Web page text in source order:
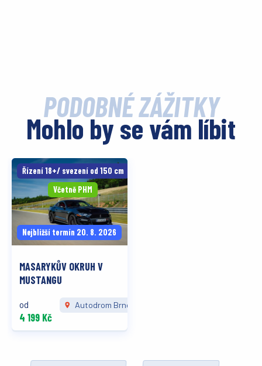
PODOBNÉ ZÁŽITKY
Mohlo by se vám líbit
Řízení 18+/ svezení od 150 cm
Včetně PHM
Nejbližší termín 20. 8. 2026
MASARYKŮV OKRUH V
MUSTANGU
od
4 199 Kč
Autodrom Brno